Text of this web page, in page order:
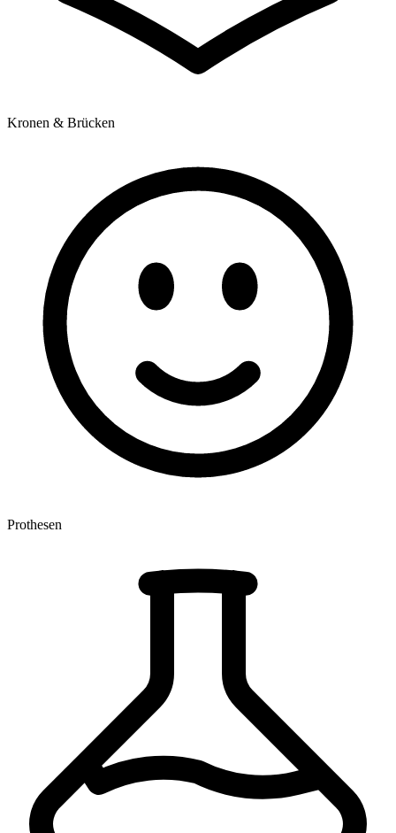
Kronen & Brücken
Prothesen